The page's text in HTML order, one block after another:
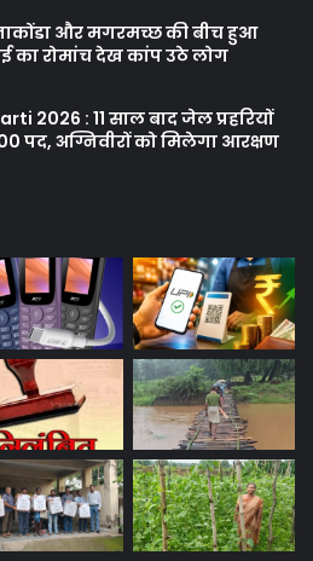
और मगरमच्छ की बीच हुआ
का रोमांच देख कांप उठे लोग
2026 : 11 साल बाद जेल प्रहरियों
पद, अग्निवीरों को मिलेगा आरक्षण